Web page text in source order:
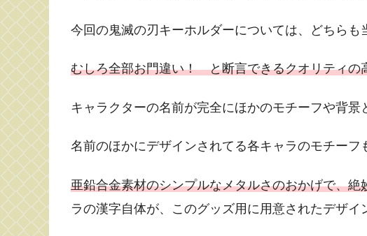
今回の鬼滅の刃キーホルダーについては、どちらも
むしろ全部お門違い！ と断言できるクオリティの
キャラクターの名前が完全にほかのモチーフや背
名前のほかにデザインされてる各キャラのモチーフ
亜鉛合金素材のシンプルなメタルさのおかげで、
ラの漢字自体が、このグッズ用に用意されたデザ